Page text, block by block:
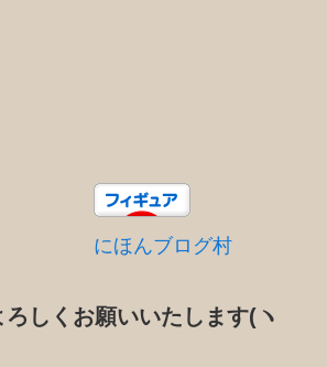
にほんブログ村
しくお願いいたします(ヽ